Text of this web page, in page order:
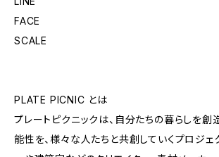
FACE
SCALE
PLATE PICNIC とは
プレートピクニックは、自分たちの暮らしを創
能性を、様々な人たちと共創していくプロジェ